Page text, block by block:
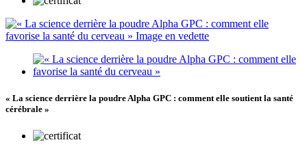
« La science derrière la poudre Alpha GPC : comment elle soutient la santé
cérébrale »